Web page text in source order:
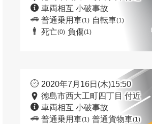
車両相互 小破事故
普通乗用車(1) 自転車(1)
死亡(0) 負傷(1)
2020年7月16日(木)15:50
徳島市西大工町四丁目 付近
車両相互 小破事故
普通乗用車(1) 普通貨物車(1)